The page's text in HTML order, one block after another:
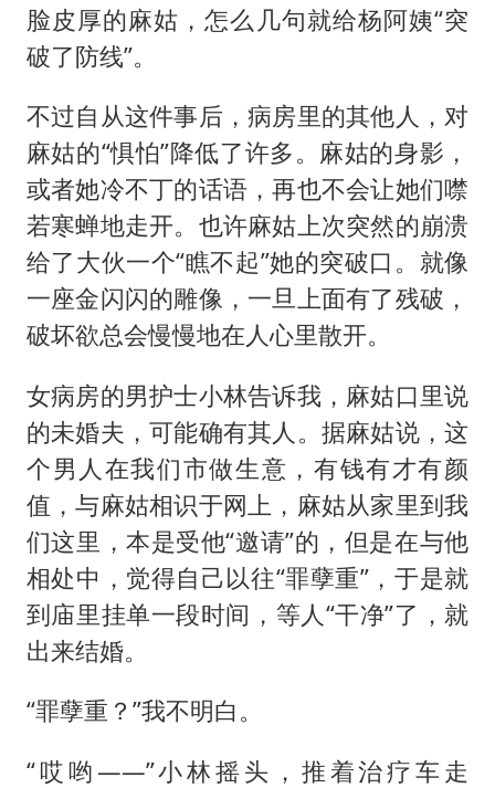
脸皮厚的麻姑，怎么几句就给杨阿姨“突
破了防线”。
不过自从这件事后，病房里的其他人，对
麻姑的“惧怕”降低了许多。麻姑的身影，
或者她冷不丁的话语，再也不会让她们噤
若寒蝉地走开。也许麻姑上次突然的崩溃
给了大伙一个“瞧不起”她的突破口。就像
一座金闪闪的雕像，一旦上面有了残破，
破坏欲总会慢慢地在人心里散开。
女病房的男护士小林告诉我，麻姑口里说
的未婚夫，可能确有其人。据麻姑说，这
个男人在我们市做生意，有钱有才有颜
值，与麻姑相识于网上，麻姑从家里到我
们这里，本是受他“邀请”的，但是在与他
相处中，觉得自己以往“罪孽重”，于是就
到庙里挂单一段时间，等人“干净”了，就
出来结婚。
“罪孽重？”我不明白。
“哎哟——”小林摇头，推着治疗车走